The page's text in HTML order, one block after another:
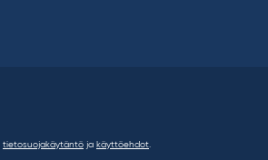
tietosuojakäytäntö ja käyttöehdot.